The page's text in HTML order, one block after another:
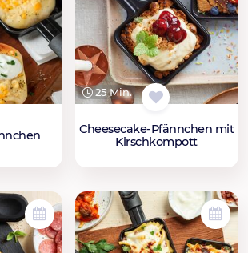
25 Min.
Cheesecake-Pfännchen mit
Kirschkompott